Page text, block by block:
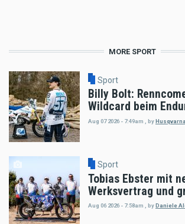
MORE SPORT
Sport
Billy Bolt:
Wildcard beim
Aug 07 2026 - 7:49am byHusqvarna
Sport
Tobias Ebster mit
Werksvertrag und
Aug 06 2026 - 7:58am , by Daniele